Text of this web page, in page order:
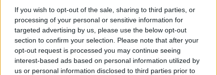
If you wish to opt-out of the sale, sharing to third parties, or
processing of your personal or sensitive information for
targeted advertising by us, please use the below opt-out
section to confirm your selection. Please note that after your
opt-out request is processed you may continue seeing
interest-based ads based on personal information utilized by
us or personal information disclosed to third parties prior to
Add to wishlist
Κωδικός προϊόντος: Μ/Δ